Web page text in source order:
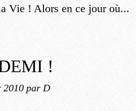
Vie ! Alors en ce jour où...
!
2010 par D